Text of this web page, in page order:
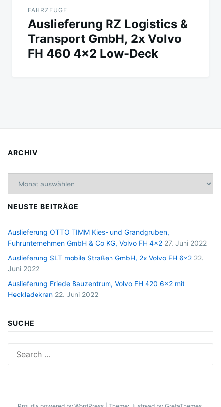
FAHRZEUGE
Auslieferung RZ Logistics &
Transport GmbH, 2x Volvo
FH 460 4×2 Low-Deck
ARCHIV
NEUSTE BEITRÄGE
Auslieferung OTTO TIMM Kies- und Grandgruben,
Fuhrunternehmen GmbH & Co KG, Volvo FH 4×2 27. Juni 2022
Auslieferung SLT mobile Straßen GmbH, 2x Volvo FH 6×2 22.
Juni 2022
Auslieferung Friede Bauzentrum, Volvo FH 420 6×2 mit
Heckladekran 22. Juni 2022
SUCHE
for: